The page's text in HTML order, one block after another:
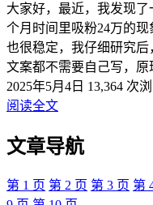
大家好，最近，我发现
个月时间里吸粉24万的
也很稳定，我仔细研究
文案都不需要自己写，原
2025年5月4日 13,364 次
阅读全文
文章导航
第 1 页 第 2 页 第 3 页 第